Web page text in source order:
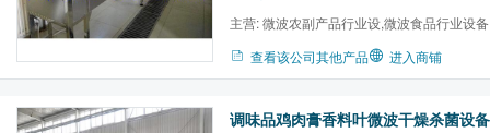
主营:微波农副产品行业设,微波食品行业设
查看该公司其他产品 进入商铺